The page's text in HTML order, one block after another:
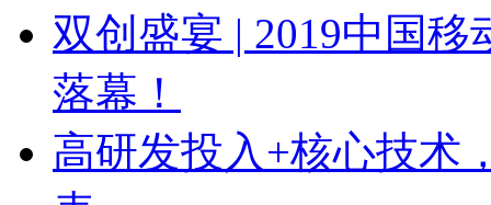
双创盛宴 | 2019中国
落幕！
高研发投入+核心技术